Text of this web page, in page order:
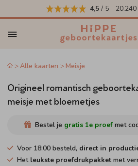
4,5 / 5 - 20.240
Alle kaarten Meisje
Origineel romantisch
meisje met bloemetjes
Bestel je gratis 1e proef met
Voor 18:00 besteld, direct in
Het leukste proefdrukpakket met